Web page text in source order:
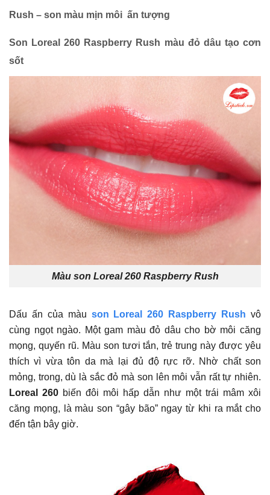
Rush – son màu mịn môi ấn tượng
Son Loreal 260 Raspberry Rush màu đỏ dâu tạo cơn
sốt
Màu son Loreal 260 Raspberry Rush
Dấu ấn của màu son Loreal 260 Raspberry Rushvô
cùng ngọt ngào. Một gam màu đỏ dâu cho bờ môi căng
mọng, quyến rũ. Màu son tươi tắn, trẻ trung này được yêu
thích vì vừa tôn da mà lại đủ độ rực rỡ. Nhờ chất son
mỏng, trong, dù là sắc đỏ mà son lên môi vẫn rất tự nhiên.
Loreal 260 biến đôi môi hấp dẫn như một trái mâm xôi
căng mọng, là màu son “gây bão” ngay từ khi ra mắt cho
đến tận bây giờ.